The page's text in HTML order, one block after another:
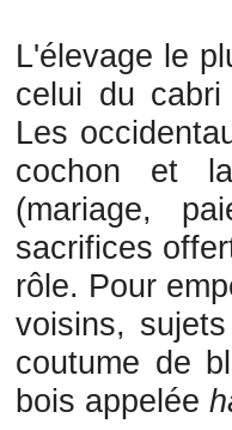
L'élevage le
celui du
Les
cochon et
(mariage,
sacrifices
rôle. Pour
voisins,
coutume de
bois appelée